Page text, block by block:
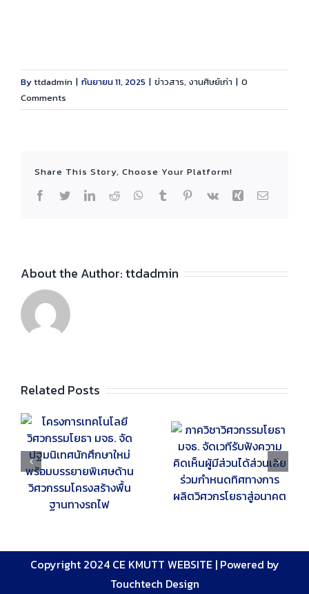
Byttdadmin | กันยายน 11, 2025 | ข่าวสาร, งานศิษย์เก่า | 0
Comments
Share This Story, Choose Your Platform!
Facebook
TwitterLinkedIn
Reddit WhatsApp
Tumblr Pinterest
Vk Xing Email
About the Author:ttdadmin
Related Posts
ภาควิชาวิศวกรรม
โยธา มจธ. จัดเวทีรับ
ฟังความคิดเห็นผู้มี
ส่วนได้ส่วนเสีย ร่วม
กำหนดทิศทางการ
ผลิตวิศวกรโยธาสู่
อนาคต
วศ.โยธา จัดอบรม
ออนไลน์ “ถอดรหัส
ผู้รับเหมา: จากสนาม
ประมูลสู่ การก่อสร้าง
อาคารสูงและอาคาร
ขนาดใหญ่พิเศษ”
เสริมองค์ความรู้สู่
Copyright 2024 CE KMUTT WEBSITE | Powered by
Touchtech Design